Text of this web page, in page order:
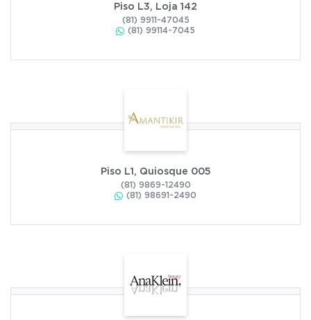
Piso L3, Loja 142
(81) 9911-47045
(81) 99114-7045
Piso L1, Quiosque 005
(81) 9869-12490
(81) 98691-2490